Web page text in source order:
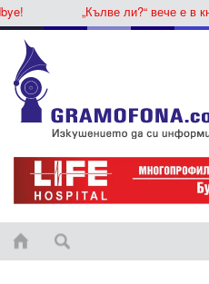
„Кълве ли?“ вече е в